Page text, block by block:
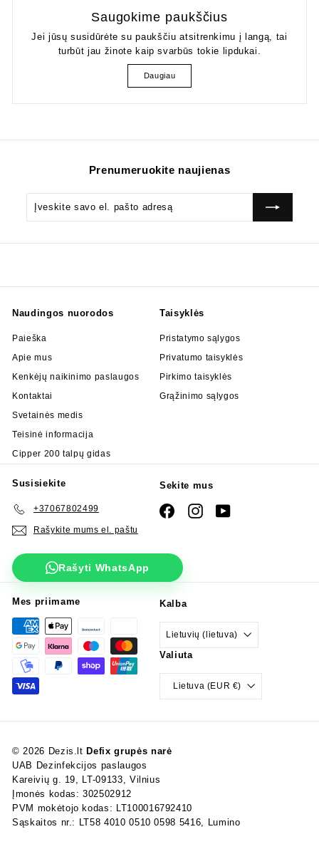
Saugokime paukščius
Jei jūsų susidūrėte su paukščiu atsitrenkimu į langą, tai
turbūt jau žinote kaip svarbūs tokie lipdukai.
Daugiau
Prenumeruokite naujienas
savo
pašto
Naudingos nuorodos
Paieška
Apie mus
Kenkėjų naikinimo paslaugos
Kontaktai
Svetainės medis
Teisinė informacija
Cipper 200 talpų gidas
Taisyklės
Pristatymo sąlygos
Privatumo taisyklės
Pirkimo taisyklės
Grąžinimo sąlygos
Susisiekite
+37067802499
Rašykite mums el. paštu
Sekite mus
FacebookInstagramYouTube
Rašyti WhatsApp
Mes priimame Kalba
Lietuvių (lietuva)
Valiuta
Lietuva (EUR €)
© 2026 Dezis.lt Defix grupės narė
UAB Dezinfekcijos paslaugos
Kareivių g. 19, LT-09133, Vilnius
Įmonės kodas: 302502912
PVM mokėtojo kodas: LT100016792410
Sąskaitos nr.: LT58 4010 0510 0598 5416, Lumino